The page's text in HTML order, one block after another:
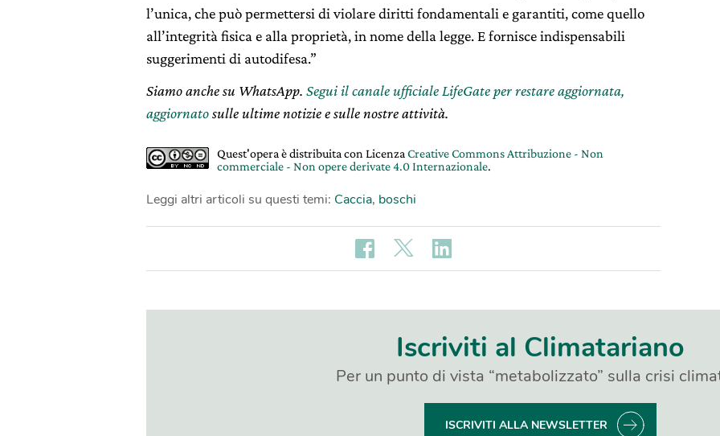
l’unica, che può permettersi di violare diritti fondamentali e garantiti, come quello
all’integrità fisica e alla proprietà, in nome della legge. E fornisce indispensabili
suggerimenti di autodifesa.”
Siamo anche su WhatsApp. Segui il canale ufficiale LifeGate per restare aggiornata,
aggiornatosulle ultime notizie e sulle nostre attività.
Quest'opera è distribuita con Licenza Creative Commons Attribuzione - Non
commerciale - Non opere derivate 4.0 Internazionale.
Leggi altri articoli su questi temi: Caccia, boschi
Iscriviti al Climatariano
Per un punto di vista “metabolizzato” sulla crisi
ISCRIVITI ALLA NEWSLETTER